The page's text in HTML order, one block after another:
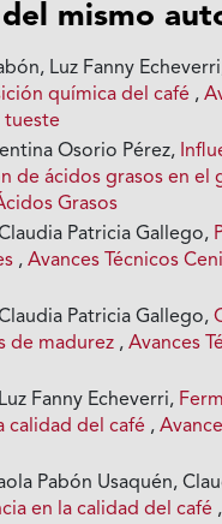
mismo
Luz Fanny
química del café ,
tueste
Osorio Pérez,
de ácidos grasos en el
Grasos
Patricia Gallego,
,Avances Técnicos
Patricia Gallego,
de madurez ,Avances
Fanny Echeverri,
calidad del café ,
Pabón Usaquén,
en la calidad del café